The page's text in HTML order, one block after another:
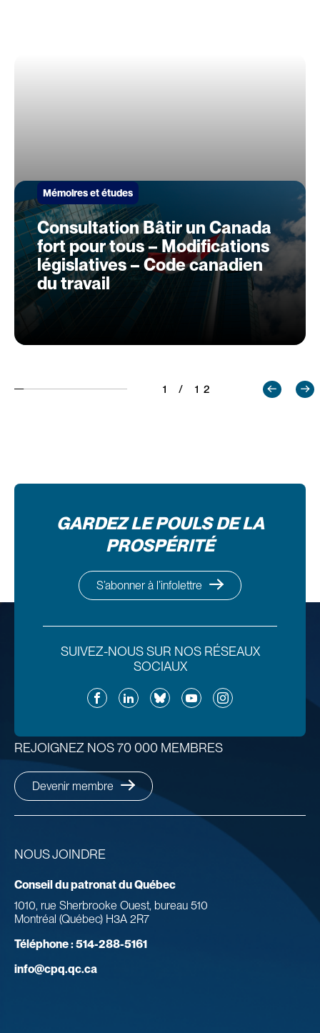
Mémoires et études
Consultation Bâtir un Canada
fort pour tous – Modifications
législatives – Code canadien
du travail
1 / 12
GARDEZ LE POULS DE LA
PROSPÉRITÉ
S’abonner à l’infolettre
SUIVEZ-NOUS SUR NOS RÉSEAUX
SOCIAUX
FacebookLinkedInBlueskyYouTubeInstagram
NOUS JOINDRE
Conseil du patronat du Québec
1010, rue Sherbrooke Ouest, bureau 510
Montréal (Québec) H3A 2R7
Téléphone :514-288-5161
info@cpq.qc.ca
REJOIGNEZ NOS 70 000 MEMBRES
Devenir membre